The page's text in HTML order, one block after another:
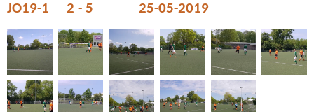
JO19-1 2 - 5 25-05-2019